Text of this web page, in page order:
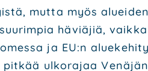
mut­ta myös
häviä­jiä,
ja EU:n
ulko­ra­jaa